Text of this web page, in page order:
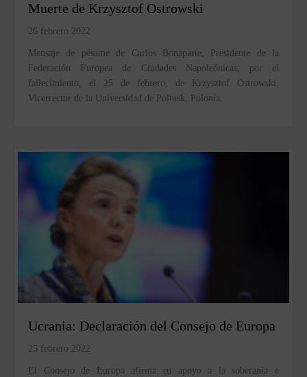
Muerte de Krzysztof Ostrowski
26 febrero 2022
Mensaje de pésame de Carlos Bonaparte, Presidente de la
Federación Europea de Ciudades Napoleónicas, por el
fallecimiento, el 25 de febrero, de Krzysztof Ostrowski,
Vicerrector de la Universidad de Pultusk, Polonia.
Ucrania: Declaración del Consejo de Europa
25 febrero 2022
El Consejo de Europa afirma su apoyo a la soberanía e